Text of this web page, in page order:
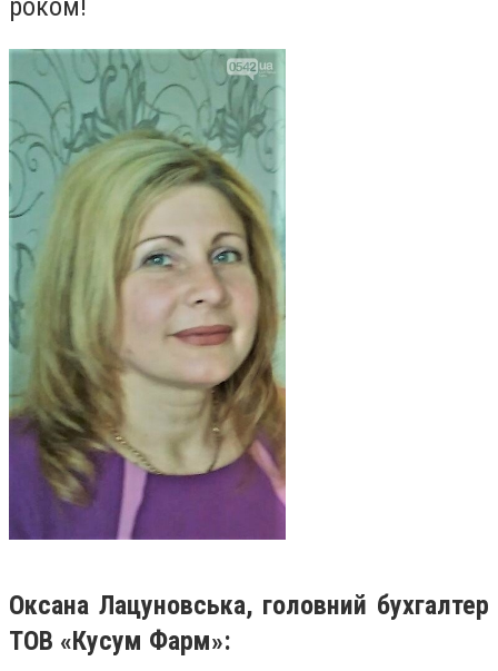
роком!
Оксана Лацуновська, головний бухгалтер
ТОВ «Кусум Фарм»: